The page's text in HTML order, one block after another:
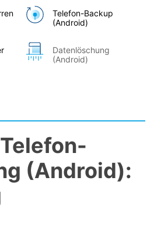
Telefon-Backup
(Android)
Datenlöschung
(Android)
(Android):